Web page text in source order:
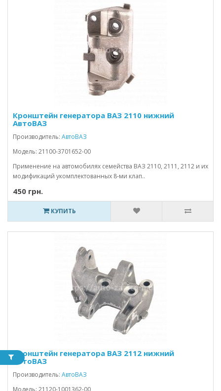
Кронштейн генератора ВАЗ 2110 нижний
АвтоВАЗ
Производитель: АвтоВАЗ
Модель: 21100-3701652-00
Применение на автомобилях семейства ВАЗ 2110, 2111, 2112 и их
модификаций укомплектованных 8-ми клап..
450 грн.
КУПИТЬ
Кронштейн генератора ВАЗ 2112 нижний
АвтоВАЗ
Производитель: АвтоВАЗ
Модель: 21120-1001362-00